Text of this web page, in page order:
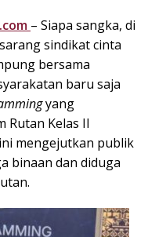
– Siapa sangka, di
sindikat cinta
bersama
baru saja
yang
Rutan Kelas II
mengejutkan publik
binaan dan diduga